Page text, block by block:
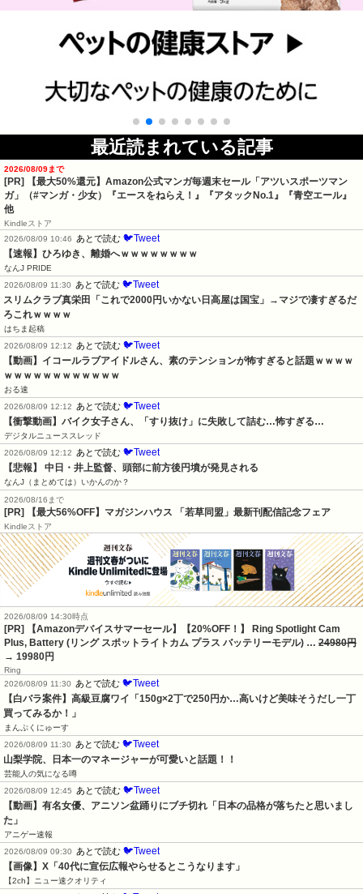
最近読まれている記事
2026/08/09まで
[PR]
【最大50%還元】Amazon公式マンガ毎週末セール「アツいスポーツマン
ガ」（#マンガ・少女）『エースをねらえ！』『アタックNo.1』『青空エール』
他
Kindleストア
2026/08/09 10:46
あとで読む 🐦Tweet
【速報】ひろゆき、離婚へｗｗｗｗｗｗｗｗ
なんJ PRIDE
2026/08/09 11:30
あとで読む 🐦Tweet
スリムクラブ真栄田「これで2000円いかない日高屋は国宝」→マジで凄すぎるだ
ろこれｗｗｗｗ
はちま起稿
2026/08/09 12:12
あとで読む 🐦Tweet
【動画】イコールラブアイドルさん、素のテンションが怖すぎると話題ｗｗｗｗ
ｗｗｗｗｗｗｗｗｗｗｗｗ
おる速
2026/08/09 12:12
あとで読む 🐦Tweet
【衝撃動画】バイク女子さん、「すり抜け」に失敗して詰む…怖すぎる…
デジタルニューススレッド
2026/08/09 12:12
あとで読む 🐦Tweet
【悲報】 中日・井上監督、頭部に前方後円墳が発見される
なんJ（まとめては）いかんのか？
2026/08/16まで
[PR] 【最大56%OFF】マガジンハウス 「若草同盟」最新刊配信記念フェア
Kindleストア
2026/08/09 14:30時点
[PR] 【Amazonデバイスサマーセール】【20%OFF！】 Ring Spotlight Cam
Plus, Battery (リング スポットライトカム プラス バッテリーモデル) … 24980円
→ 19980円
Ring
2026/08/09 11:30
あとで読む 🐦Tweet
【白バラ案件】高級豆腐ワイ「150g×2丁で250円か…高いけど美味そうだし一丁
買ってみるか！」
まんぷくにゅーす
2026/08/09 11:30
あとで読む 🐦Tweet
山梨学院、日本一のマネージャーが可愛いと話題！！
芸能人の気になる噂
2026/08/09 12:45
あとで読む 🐦Tweet
【動画】有名女優、アニソン盆踊りにブチ切れ「日本の品格が落ちたと思いまし
た」
アニゲー速報
2026/08/09 09:30
あとで読む 🐦Tweet
【画像】X「40代に宣伝広報やらせるとこうなります」
【2ch】ニュー速クオリティ